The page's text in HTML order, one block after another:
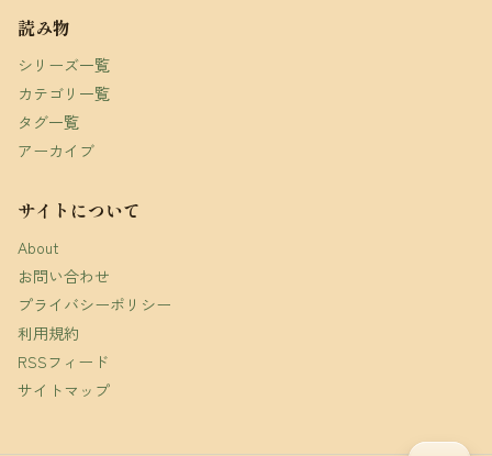
読み物
シリーズ一覧
カテゴリ一覧
タグ一覧
アーカイブ
サイトについて
About
お問い合わせ
プライバシーポリシー
利用規約
RSSフィード
サイトマップ